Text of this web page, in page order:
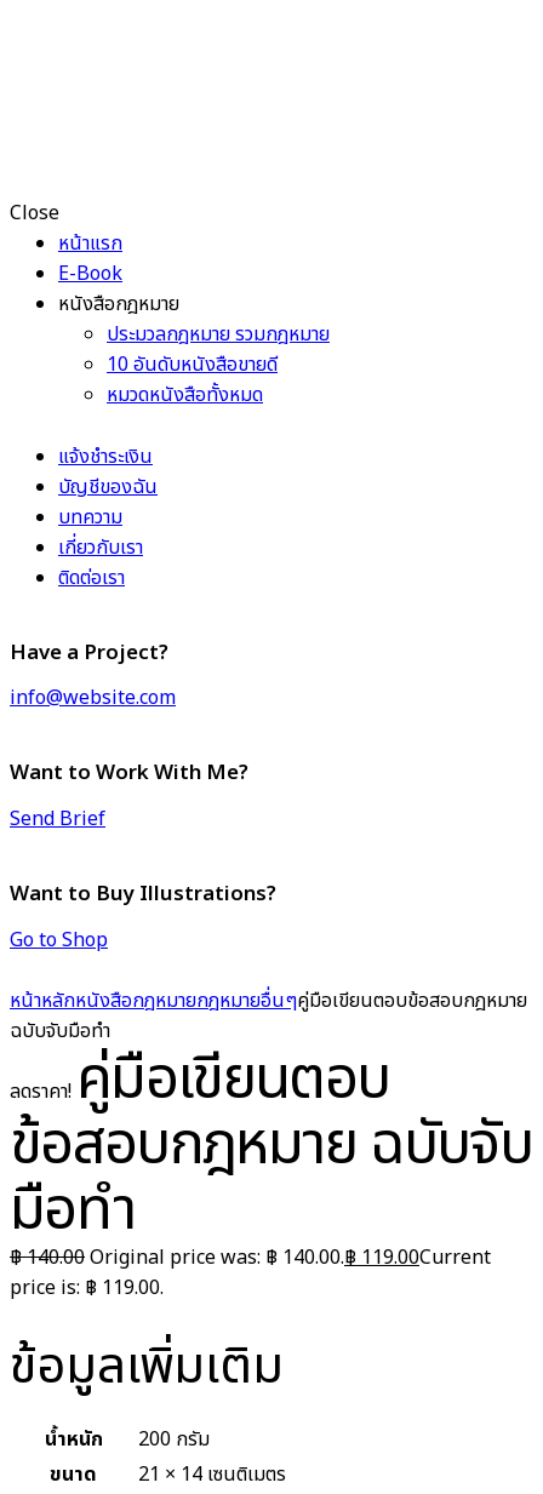
Close
หน้าแรก
E-Book
หนังสือกฎหมาย
ประมวลกฎหมาย รวมกฎหมาย
10 อันดับหนังสือขายดี
หมวดหนังสือทั้งหมด
แจ้งชำระเงิน
บัญชีของฉัน
บทความ
เกี่ยวกับเรา
ติดต่อเรา
Have a Project?
info@website.com
Want to Work With Me?
Send Brief
Want to Buy Illustrations?
Go to Shop
หน้าหลักหนังสือกฎหมายกฎหมายอื่นๆคู่มือเขียนตอบข้อสอบกฎหมาย
ฉบับจับมือทำ
ลดราคา! คู่มือเขียนตอบ
ข้อสอบกฎหมาย ฉบับจับ
มือทำ
฿140.00Original price was: ฿ 140.00.฿ 119.00Current
price is: ฿ 119.00.
ข้อมูลเพิ่มเติม
น้ำหนัก
200 กรัม
ขนาด
21 × 14 เซนติเมตร